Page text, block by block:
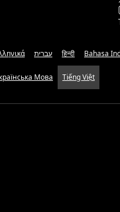
עברית हिन्दी Bahasa
Мова Tiếng Việt